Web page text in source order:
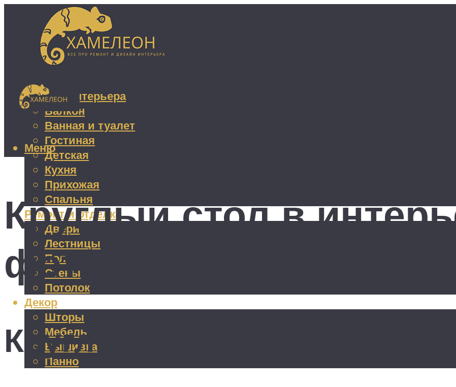
Дизайн интерьера
Балкон
Ванная и туалет
Гостиная
Детская
Кухня
Прихожая
Спальня
Ремонт и отделка
Двери
Лестницы
Пол
Стены
Потолок
Декор
Шторы
Мебель
Вышивка
Панно
Меню
Круглый стол в
фото
Круглый стол в гостиной